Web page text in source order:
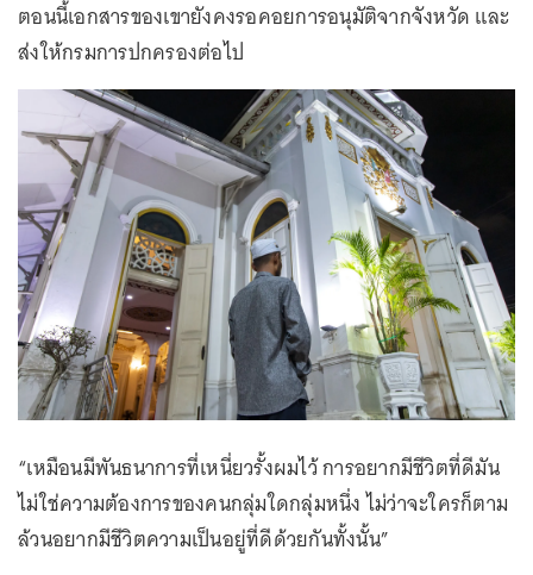
ตอนนี้เอกสารของเขายังคงรอคอยการอนุมัติจากจังหวัด และ
ส่งให้กรมการปกครองต่อไป
“เหมือนมีพันธนาการที่เหนี่ยวรั้งผมไว้ การอยากมีชีวิตที่ดีมัน
ไม่ใช่ความต้องการของคนกลุ่มใดกลุ่มหนึ่ง ไม่ว่าจะใครก็ตาม
ล้วนอยากมีชีวิตความเป็นอยู่ที่ดีด้วยกันทั้งนั้น”